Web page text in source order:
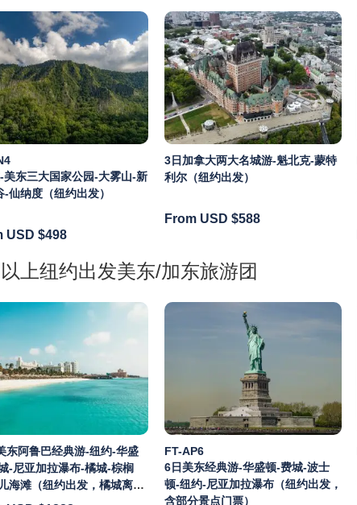
美东三大国家公园-大雾山-新
-仙纳度（纽约出发）
USD $498
3日加拿大两大名城游-魁北克-蒙特
利尔（纽约出发）
From USD $588
上纽约出发美东/加东旅游团
东阿鲁巴经典游-纽约-华盛
-尼亚加拉瀑布-橘城-棕榈
海滩（纽约出发，橘城离
FT-AP6
6日美东经典游-华盛顿-费城-波士
顿-纽约-尼亚加拉瀑布（纽约出发，
含部分景点门票）